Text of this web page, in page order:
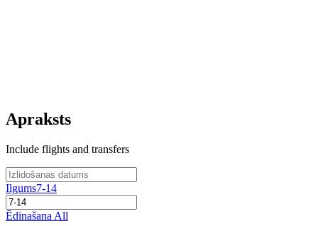
Apraksts
Include flights and transfers
Ilgums7-14
Ēdinašana All